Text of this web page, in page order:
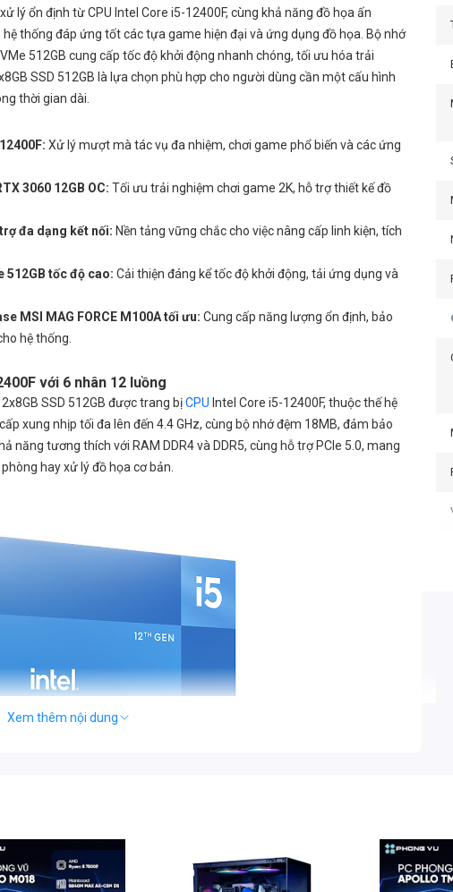
lý ổn định từ CPU Intel Core i5-12400F, cùng khả năng đồ họa ấn
hệ thống đáp ứng tốt các tựa game hiện đại và ứng dụng đồ họa. Bộ nhớ
512GB cung cấp tốc độ khởi động nhanh chóng, tối ưu hóa trải
SSD 512GB là lựa chọn phù hợp cho người dùng cần một cấu hình
thời gian dài.
Xử lý mượt mà tác vụ đa nhiệm, chơi game phổ biến và các ứng
3060 12GB OC: Tối ưu trải nghiệm chơi game 2K, hỗ trợ thiết kế đồ
đa dạng kết nối: Nền tảng vững chắc cho việc nâng cấp linh kiện, tích
512GB tốc độ cao: Cải thiện đáng kể tốc độ khởi động, tải ứng dụng và
MSI MAG FORCE M100A tối ưu: Cung cấp năng lượng ổn định, bảo
hệ thống.
với 6 nhân 12 luồng
SSD 512GB được trang bịCPU Intel Core i5-12400F, thuộc thế hệ
xung nhịp tối đa lên đến 4.4 GHz, cùng bộ nhớ đệm 18MB, đảm bảo
năng tương thích với RAM DDR4 và DDR5, cùng hỗ trợ PCIe 5.0, mang
hay xử lý đồ họa cơ bản.
Xem thêm nội dung